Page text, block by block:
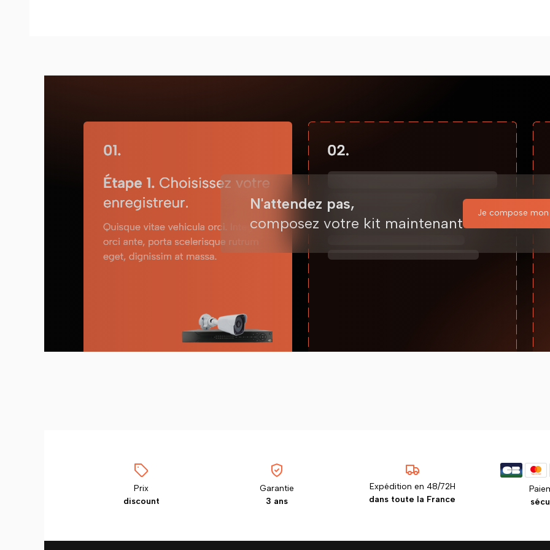
N'attendez pas,
composez votre kit maintenant
Je compose
Prix
discount
Garantie
3 ans
Expédition en 48/72H
dans toute la France